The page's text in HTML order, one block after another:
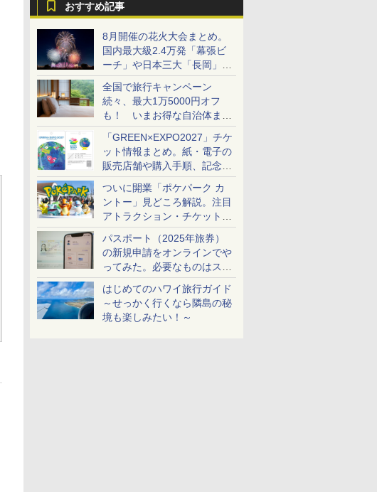
おすすめ記事
8月開催の花火大会まとめ。
国内最大級2.4万発「幕張ビ
ーチ」や日本三大「長岡」な
ど大型イベント目白押し！
全国で旅行キャンペーン
続々、最大1万5000円オフ
も！ いまお得な自治体まと
め
「GREEN×EXPO2027」チケ
ット情報まとめ。紙・電子の
販売店舗や購入手順、記念チ
ケットも解説
ついに開業「ポケパーク カ
ントー」見どころ解説。注目
アトラクション・チケット手
配・来場前に必要な準備は？
パスポート（2025年旅券）
の新規申請をオンラインでや
ってみた。必要なものはスマ
ホとマイナカードのみ
はじめてのハワイ旅行ガイド
～せっかく行くなら隣島の秘
境も楽しみたい！～